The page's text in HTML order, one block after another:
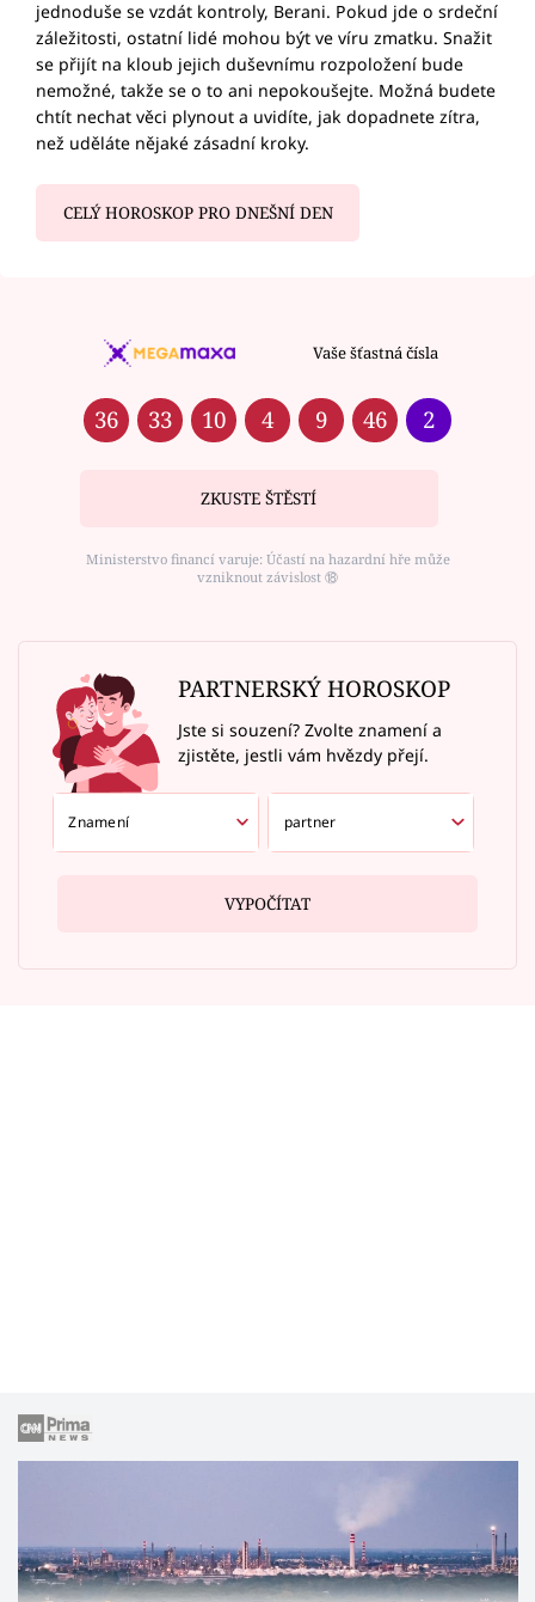
jednoduše se vzdát kontroly, Berani. Pokud jde o srdeční
záležitosti, ostatní lidé mohou být ve víru zmatku. Snažit
se přijít na kloub jejich duševnímu rozpoložení bude
nemožné, takže se o to ani nepokoušejte. Možná budete
chtít nechat věci plynout a uvidíte, jak dopadnete zítra,
než uděláte nějaké zásadní kroky.
CELÝ HOROSKOP PRO DNEŠNÍ DEN
Vaše šťastná čísla
36 33 10 4 9 46 2
ZKUSTE ŠTĚSTÍ
Ministerstvo financí varuje: Účastí na hazardní hře může
vzniknout závislost ⑱
PARTNERSKÝ HOROSKOP
Jste si souzení? Zvolte znamení a
zjistěte, jestli vám hvězdy přejí.
VYPOČÍTAT